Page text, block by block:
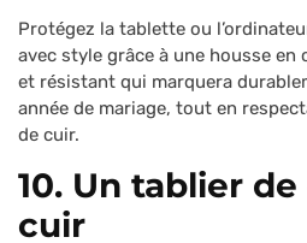
Protégez la tablette ou
avec style grâce à une housse en
et résistant qui marquera
année de mariage, tout en
de cuir.
10. Un tablier
cuir